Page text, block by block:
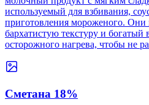
используемый для взбивания,
приготовления мороженого.
бархатистую текстуру и богатый
осторожного нагрева, чтобы не
Сметана 18%